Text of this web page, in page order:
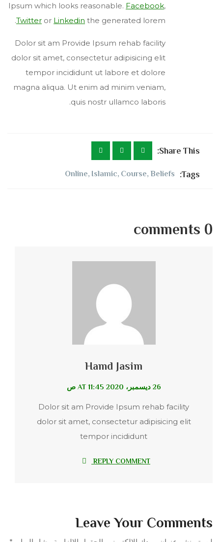
Ipsum which looks reasonable. Facebook,
Twitter or Linkedin the generated lorem.
Dolor sit am Provide Ipsum rehab facility
dolor sit amet, consectetur adipisicing elit
tempor incididunt ut labore et dolore
magna aliqua. Ut enim ad minim veniam,
quis nostr ullamco laboris.
Share This:
Tags:
Beliefs
,
Course
,
Islamic
,
Online
0 comments
Hamd Jasim
26 ديسمبر، 2020 AT 11:45 ص
Dolor sit am Provide Ipsum rehab facility
dolor sit amet, consectetur adipisicing elit
tempor incididunt
REPLY COMMENT
Leave Your Comments